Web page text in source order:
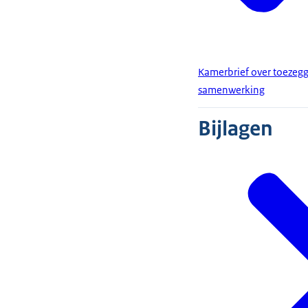
Kamerbrief over
samenwerking
Bijlagen